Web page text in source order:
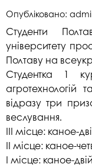
Опубліковано:
Студенти
університету
Полтаву на
Студентка 1
агротехнологій
відразу три
веслування.
ІІІ місце: каное-
ІІ місце: каное-
І місце: каное-